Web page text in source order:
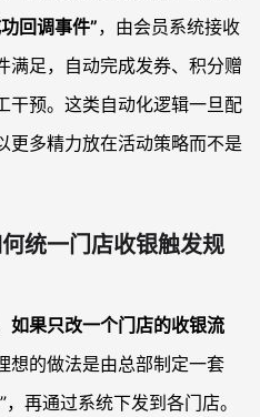
回调事件”，由会员系统接收
满足，自动完成发券、积分赠
干预。这类自动化逻辑一旦配
更多精力放在活动策略而不是
统一门店收银触发规
如果只改一个门店的收银流
想的做法是由总部制定一套
再通过系统下发到各门店。